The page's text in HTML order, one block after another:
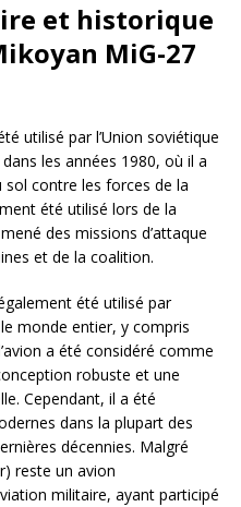
et historique
MiG-27
utilisé par l’Union soviétique
les années 1980, où il a
sol contre les forces de la
été utilisé lors de la
des missions d’attaque
et de la coalition.
été utilisé par
monde entier, y compris
a été considéré comme
robuste et une
Cependant, il a été
dans la plupart des
décennies. Malgré
reste un avion
militaire, ayant participé